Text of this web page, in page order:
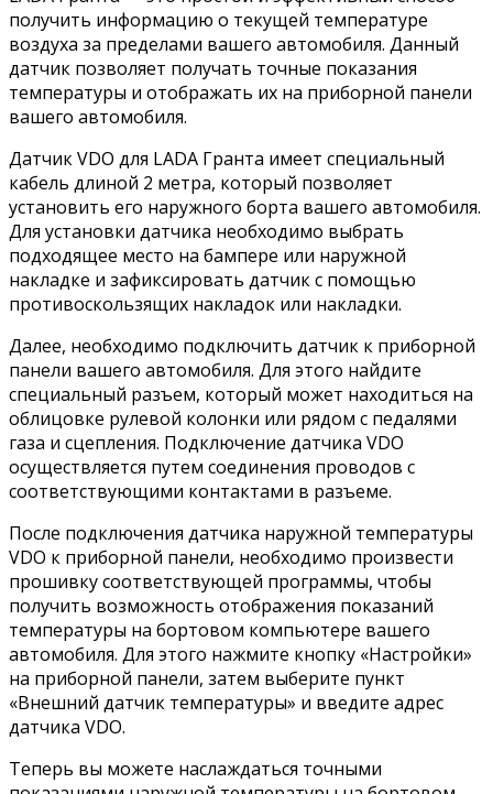
получить информацию о текущей температуре
воздуха за пределами вашего автомобиля. Данный
датчик позволяет получать точные показания
температуры и отображать их на приборной панели
вашего автомобиля.
Датчик VDO для LADA Гранта имеет специальный
кабель длиной 2 метра, который позволяет
установить его наружного борта вашего автомобиля.
Для установки датчика необходимо выбрать
подходящее место на бампере или наружной
накладке и зафиксировать датчик с помощью
противоскользящих накладок или накладки.
Далее, необходимо подключить датчик к приборной
панели вашего автомобиля. Для этого найдите
специальный разъем, который может находиться на
облицовке рулевой колонки или рядом с педалями
газа и сцепления. Подключение датчика VDO
осуществляется путем соединения проводов с
соответствующими контактами в разъеме.
После подключения датчика наружной температуры
VDO к приборной панели, необходимо произвести
прошивку соответствующей программы, чтобы
получить возможность отображения показаний
температуры на бортовом компьютере вашего
автомобиля. Для этого нажмите кнопку «Настройки»
на приборной панели, затем выберите пункт
«Внешний датчик температуры» и введите адрес
датчика VDO.
Теперь вы можете наслаждаться точными